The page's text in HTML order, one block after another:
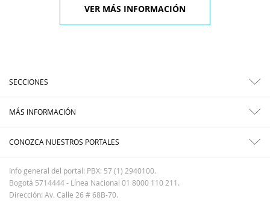
VER MÁS INFORMACIÓN
SECCIONES
MÁS INFORMACIÓN
CONOZCA NUESTROS PORTALES
Info general del portal: PBX: 57 (1) 2940100.
Bogotá 5714444 - Línea Nacional 01 8000 110 211.
Dirección: Av. Calle 26 # 68B-70.